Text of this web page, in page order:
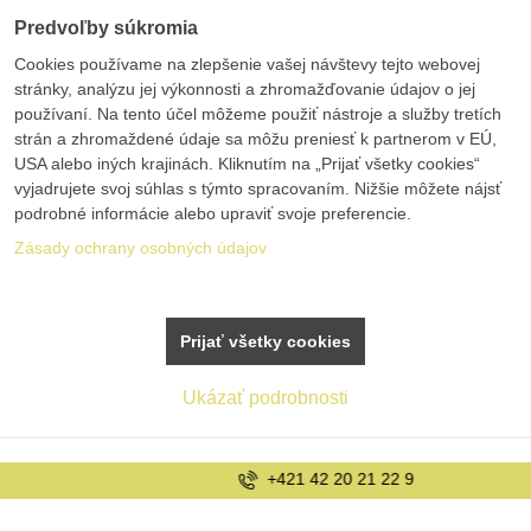
+421 42 20 21 22 9
Predvoľby súkromia
Cookies používame na zlepšenie vašej návštevy tejto webovej
stránky, analýzu jej výkonnosti a zhromažďovanie údajov o jej
používaní. Na tento účel môžeme použiť nástroje a služby tretích
strán a zhromaždené údaje sa môžu preniesť k partnerom v EÚ,
USA alebo iných krajinách. Kliknutím na „Prijať všetky cookies“
vyjadrujete svoj súhlas s týmto spracovaním. Nižšie môžete nájsť
podrobné informácie alebo upraviť svoje preferencie.
Zásady ochrany osobných údajov
Ukázať podrobnosti
Prijať všetky cookies